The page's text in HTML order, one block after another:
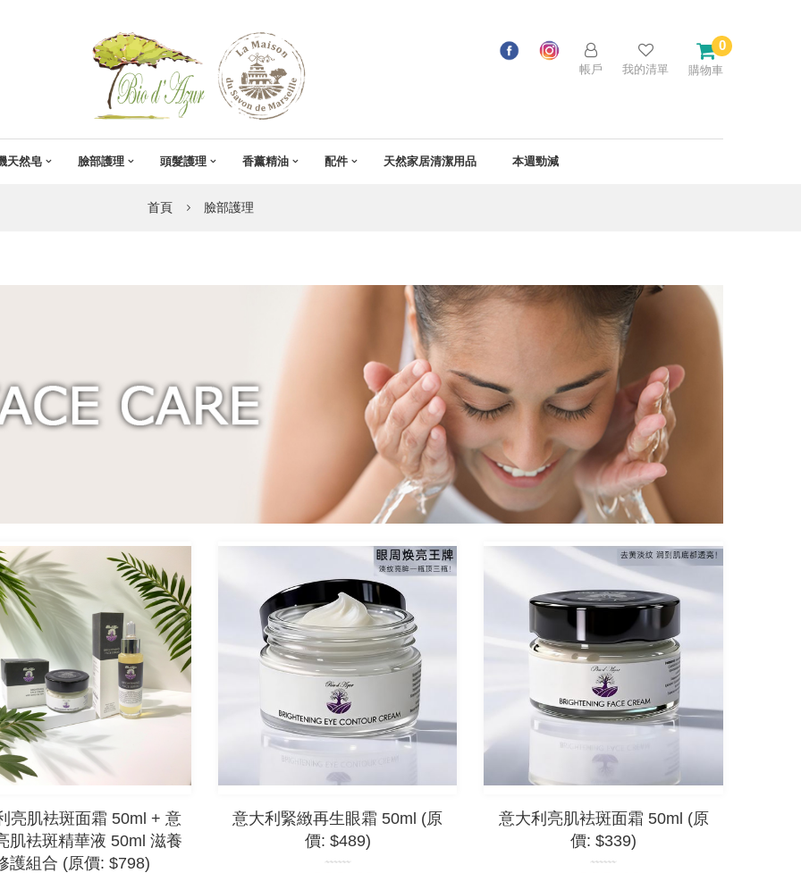
0
購物車
我的清單
帳戶
天然皂 臉部護理 頭髮護理 香薰精油 配件 天然家居清潔用品 本週勁減
首頁 臉部護理
亮肌袪斑面霜 50ml + 意
肌袪斑精華液 50ml 滋養
護組合 (原價: $798)
意大利緊緻再生眼霜 50ml (原
價: $489)
意大利亮肌袪斑面霜 50ml (原
價: $339)